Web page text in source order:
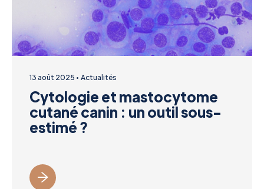
13 août 2025 Actualités
Cytologie et mastocytome
cutané canin : un outil sous-
estimé ?